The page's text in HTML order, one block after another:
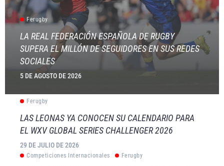
Ferugby
LA REAL FEDERACIÓN ESPAÑOLA DE RUGBY
SUPERA EL MILLÓN DE SEGUIDORES EN SUS REDES
SOCIALES
5 DE AGOSTO DE 2026
Ferugby
LAS LEONAS YA CONOCEN SU CALENDARIO PARA
EL WXV GLOBAL SERIES CHALLENGER 2026
29 DE JULIO DE 2026
Competiciones Internacionales Ferugby